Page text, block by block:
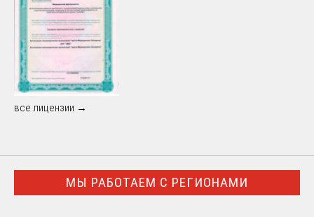
все лицензии →
МЫ РАБОТАЕМ С РЕГИОНАМИ